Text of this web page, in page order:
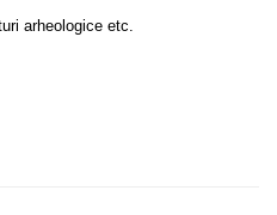
arheologice etc.